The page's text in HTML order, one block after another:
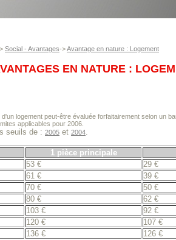
Social - Avantages->Avantage en nature : Logement
EN NATURE :
logement peut-être évaluée forfaitairement selon un
applicables pour 2006.
seuils de : 2005 et 2004.
1 pièce principale
53 €
29 €
61 €
39 €
70 €
50 €
80 €
62 €
103 €
92 €
120 €
107 €
136 €
126 €